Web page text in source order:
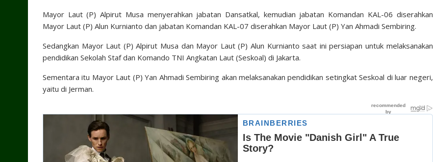
Mayor Laut (P) Alpirut Musa menyerahkan jabatan Dansatkal, kemudian jabatan Komandan KAL-06 diserahkan
Mayor Laut (P) Alun Kurnianto dan jabatan Komandan KAL-07 diserahkan Mayor Laut (P) Yan Ahmadi Sembiring.
Sedangkan Mayor Laut (P) Alpirut Musa dan Mayor Laut (P) Alun Kurnianto saat ini persiapan untuk melaksanakan
pendidikan Sekolah Staf dan Komando TNI Angkatan Laut (Seskoal) di Jakarta.
Sementara itu Mayor Laut (P) Yan Ahmadi Sembiring akan melaksanakan pendidikan setingkat Seskoal di luar negeri,
yaitu di Jerman.